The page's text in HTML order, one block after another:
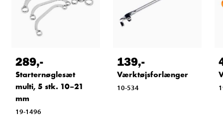
289,-
Starternøglesæt
multi, 5 stk. 10–21
mm
19-1496
139,-
Værktøjsforlænger
10-534